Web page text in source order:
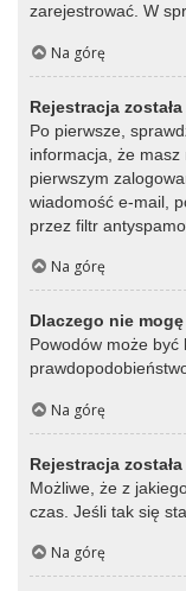
zarejestrować. W
Na górę
Rejestracja
Po pierwsze,
informacja, że masz
pierwszym
wiadomość e-mail,
przez filtr
Na górę
Dlaczego nie
Powodów może być
Na górę
Rejestracja
Możliwe, że z
czas. Jeśli tak się
Na górę